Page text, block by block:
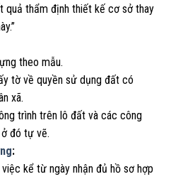
quả thẩm định thiết kế cơ sở thay
theo mẫu.
tờ về quyền sử dụng đất có
xã.
trình trên lô đất và các công
đó tự vẽ.
:
kể từ ngày nhận đủ hồ sơ hợp